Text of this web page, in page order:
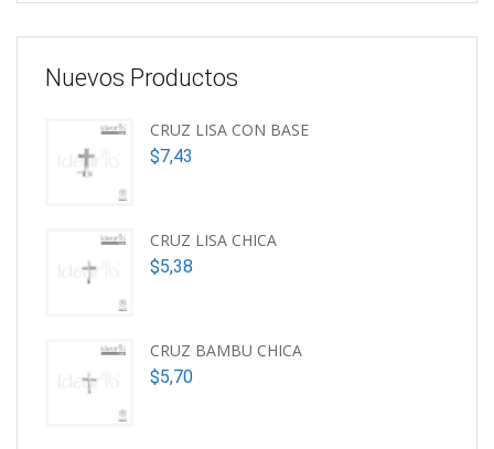
Nuevos Productos
CRUZ LISA CON BASE
$7,43
CRUZ LISA CHICA
$5,38
CRUZ BAMBU CHICA
$5,70